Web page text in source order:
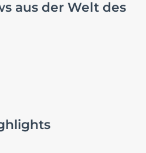
aus der Welt des